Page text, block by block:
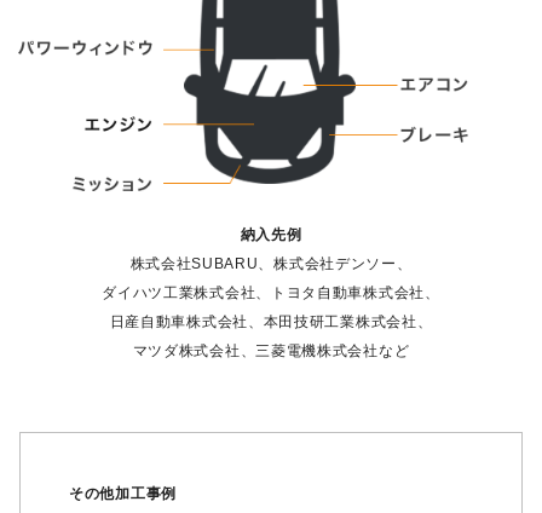
納入先例
株式会社SUBARU、株式会社デンソー、
ダイハツ工業株式会社、トヨタ自動車株式会社、
日産自動車株式会社、本田技研工業株式会社、
マツダ株式会社、三菱電機株式会社など
その他加工事例